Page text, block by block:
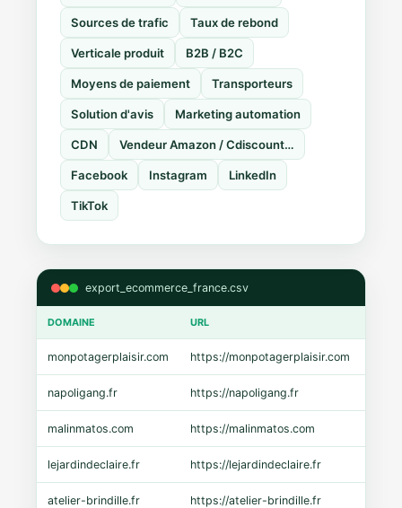
Sources de trafic Taux de rebond
Verticale produit B2B / B2C
Moyens de paiement Transporteurs
Solution d'avis Marketing automation
CDN Vendeur Amazon / Cdiscount…
Facebook Instagram LinkedIn
TikTok
export_ecommerce_france.csv
DOMAINE URL
monpotagerplaisir.com https://monpotagerplaisir.com
napoligang.fr https://napoligang.fr
malinmatos.com https://malinmatos.com
lejardindeclaire.fr https://lejardindeclaire.fr
atelier-brindille.fr https://atelier-brindille.fr